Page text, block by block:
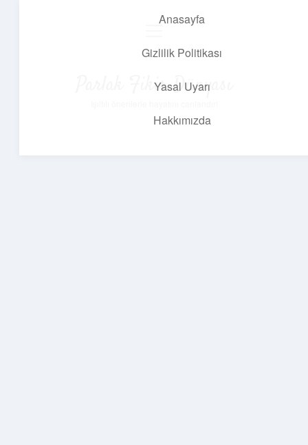
Anasayfa
Gizlilik Politikası
Yasal Uyarı
Hakkımızda
Parlak Fikir Dünyası